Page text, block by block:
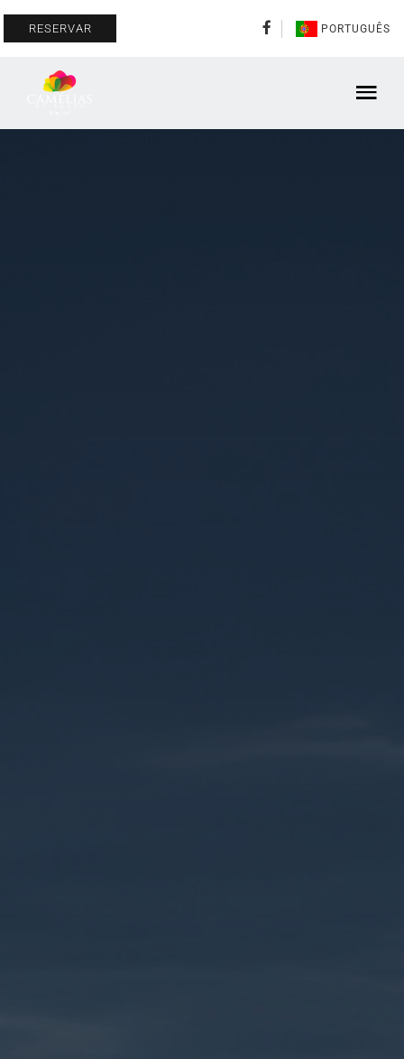
RESERVAR PORTUGUÊS